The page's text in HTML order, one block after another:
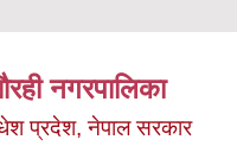
नगरपालिका
प्रदेश, नेपाल सरकार